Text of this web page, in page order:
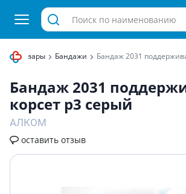
товары Бандажи Бандаж 2031
Бандаж 2031
корсет р3 серый
АЛКОМ
оставить отзыв